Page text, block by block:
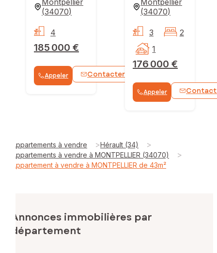
(34070)
185 000 €
4
Appeler Contacter
(34070)
176 000 €
3
2
1
Appeler
Appartements à vendre >Hérault (34) >
Appartements à vendre à MONTPELLIER (34070) >
Appartement à vendre à MONTPELLIER de 43m²
Annonces immobilières par
département